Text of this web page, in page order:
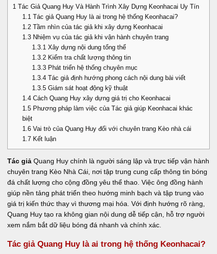
1 Tác Giả Quang Huy Và Hành Trình Xây Dựng Keonhacai Uy Tín
1.1Tác giả Quang Huy là ai trong hệ thống Keonhacai?
1.2Tầm nhìn của tác giả khi xây dựng Keonhacai
1.3Nhiệm vụ của tác giả khi vận hành chuyên trang
1.3.1Xây dựng nội dung tổng thể
1.3.2Kiểm tra chất lượng thông tin
1.3.3Phát triển hệ thống chuyên mục
1.3.4Tác giả định hướng phong cách nội dung bài viết
1.3.5Giám sát hoạt động kỹ thuật
1.4Cách Quang Huy xây dựng giá trị cho Keonhacai
1.5Phương pháp làm việc của Tác giả giúp Keonhacai khác
biệt
1.6Vai trò của Quang Huy đối với chuyên trang Kèo nhà cái
1.7Kết luận
Tác giả Quang Huy chính là người sáng lập và trực tiếp vận hành
chuyên trang Kèo Nhà Cái, nơi tập trung cung cấp thông tin bóng
đá chất lượng cho cộng đồng yêu thể thao. Việc ông đồng hành
giúp nền tảng phát triển theo hướng minh bạch và tập trung vào
giá trị kiến thức thay vì thương mại hóa. Với định hướng rõ ràng,
Quang Huy tạo ra không gian nội dung dễ tiếp cận, hỗ trợ người
xem nắm bắt dữ liệu bóng đá nhanh và chính xác.
Tác giả Quang Huy là ai trong hệ thống Keonhacai?